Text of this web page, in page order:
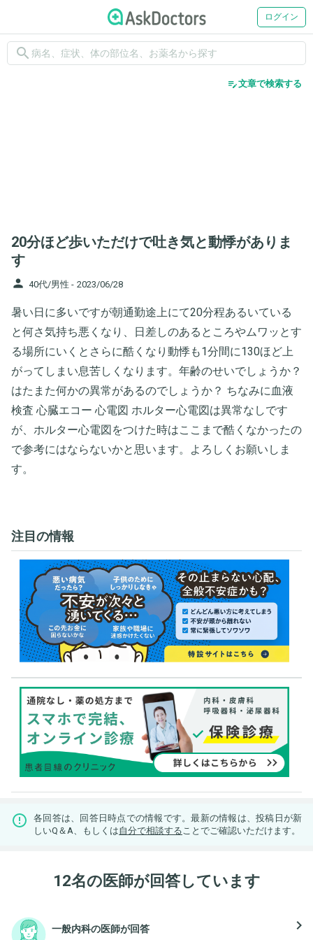
ログイン
search
edit_note文章で検索する
20分ほど歩いただけで吐き気と動悸がありま
す
person 40代/男性 - 2023/06/28
暑い日に多いですが朝通勤途上にて20分程あるいている
と何さ気持ち悪くなり、日差しのあるところやムワッとす
る場所にいくとさらに酷くなり動悸も1分間に130ほど上
がってしまい息苦しくなります。年齢のせいでしょうか？
はたまた何かの異常があるのでしょうか？ ちなみに血液
検査 心臓エコー 心電図 ホルター心電図は異常なしです
が、ホルター心電図をつけた時はここまで酷くなかったの
で参考にはならないかと思います。よろしくお願いしま
す。
注目の情報
各回答は、回答日時点での情報です。最新の情報は、投稿日が新
しいQ＆A、もしくは自分で相談する ことでご確認いただけます。
12名の医師が回答しています
一般内科の医師が回答 navigate_next